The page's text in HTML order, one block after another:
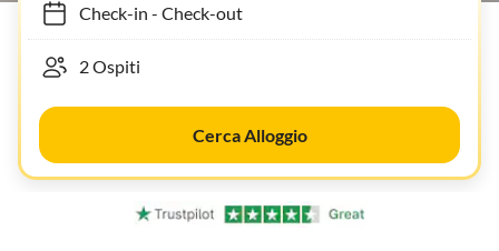
Check-in- Check-out
Cerca Alloggio